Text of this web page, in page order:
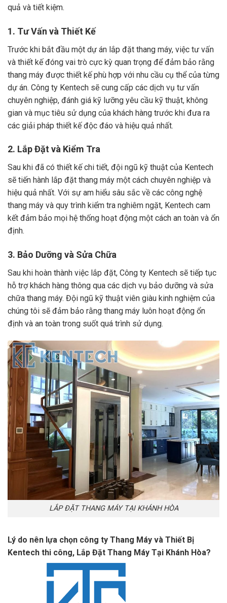
quả và tiết kiệm.
1. Tư Vấn và Thiết Kế
Trước khi bắt đầu một dự án lắp đặt thang máy, việc tư vấn
và thiết kế đóng vai trò cực kỳ quan trọng để đảm bảo rằng
thang máy được thiết kế phù hợp với nhu cầu cụ thể của từng
dự án. Công ty Kentech sẽ cung cấp các dịch vụ tư vấn
chuyên nghiệp, đánh giá kỹ lưỡng yêu cầu kỹ thuật, không
gian và mục tiêu sử dụng của khách hàng trước khi đưa ra
các giải pháp thiết kế độc đáo và hiệu quả nhất.
2. Lắp Đặt và Kiểm Tra
Sau khi đã có thiết kế chi tiết, đội ngũ kỹ thuật của Kentech
sẽ tiến hành lắp đặt thang máy một cách chuyên nghiệp và
hiệu quả nhất. Với sự am hiểu sâu sắc về các công nghệ
thang máy và quy trình kiểm tra nghiêm ngặt, Kentech cam
kết đảm bảo mọi hệ thống hoạt động một cách an toàn và ổn
định.
3. Bảo Dưỡng và Sửa Chữa
Sau khi hoàn thành việc lắp đặt, Công ty Kentech sẽ tiếp tục
hỗ trợ khách hàng thông qua các dịch vụ bảo dưỡng và sửa
chữa thang máy. Đội ngũ kỹ thuật viên giàu kinh nghiệm của
chúng tôi sẽ đảm bảo rằng thang máy luôn hoạt động ổn
định và an toàn trong suốt quá trình sử dụng.
LẮP ĐẶT THANG MÁY TẠI KHÁNH HÒA
Lý do nên lựa chọn công ty Thang Máy và Thiết Bị
Kentech thi công, Lắp Đặt Thang Máy Tại Khánh Hòa?